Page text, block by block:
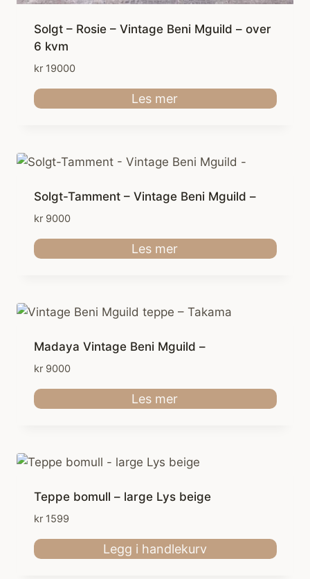
Solgt – Rosie – Vintage Beni Mguild – over
6 kvm
kr19000
Les mer
Solgt-Tamment – Vintage Beni Mguild –
kr9000
Les mer
Madaya Vintage Beni Mguild –
kr9000
Les mer
Teppe bomull – large Lys beige
kr1599
Legg i handlekurv